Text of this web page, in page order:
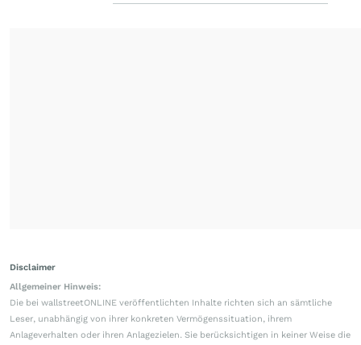
Disclaimer
Allgemeiner Hinweis:
Die bei wallstreetONLINE veröffentlichten Inhalte richten sich an sämtliche
Leser, unabhängig von ihrer konkreten Vermögenssituation, ihrem
Anlageverhalten oder ihren Anlagezielen. Sie berücksichtigen in keiner Weise die